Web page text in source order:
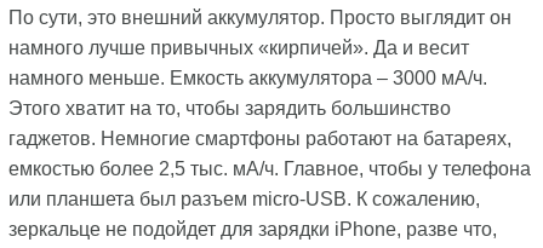
По сути, это внешний аккумулятор. Просто выглядит он
намного лучше привычных «кирпичей». Да и весит
намного меньше. Емкость аккумулятора – 3000 мА/ч.
Этого хватит на то, чтобы зарядить большинство
гаджетов. Немногие смартфоны работают на батареях,
емкостью более 2,5 тыс. мА/ч. Главное, чтобы у телефона
или планшета был разъем micro-USB. К сожалению,
зеркальце не подойдет для зарядки iPhone, разве что,